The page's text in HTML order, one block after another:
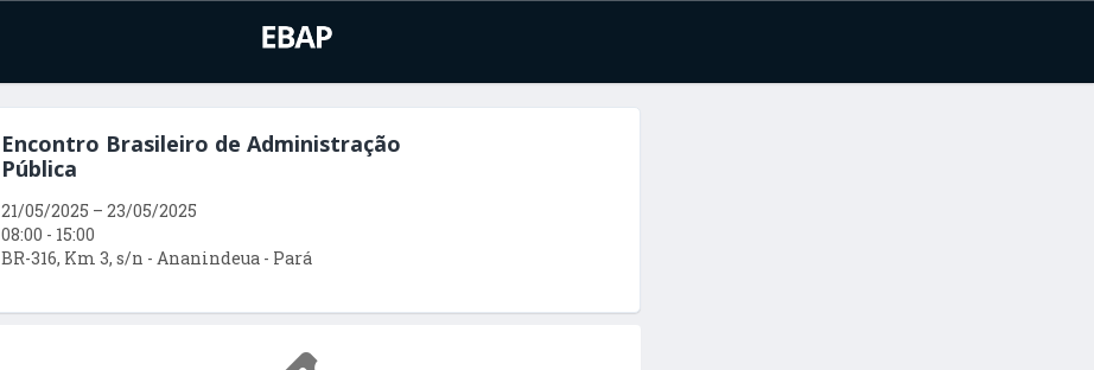
Encontro Brasileiro de Administração
Pública
21/05/2025 – 23/05/2025
08:00 - 15:00
BR-316, Km 3, s/n - Ananindeua - Pará